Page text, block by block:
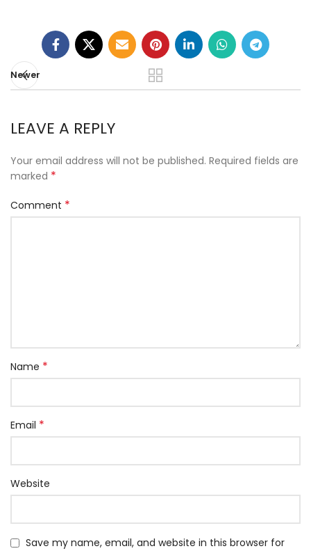
Newer
LEAVE A REPLY
Your email address will not be published. Required fields are
marked *
Comment *
Name *
Email *
Website
Save my name, email, and website in this browser for